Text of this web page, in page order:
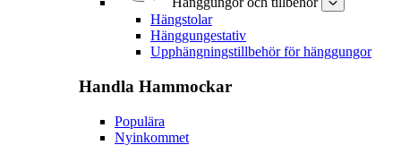
Hängstolar
Hänggungestativ
Upphängningstillbehör för hänggungor
Handla Hammockar
Populära
Nyinkommet